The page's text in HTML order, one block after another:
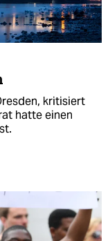
kritisiert
hatte einen